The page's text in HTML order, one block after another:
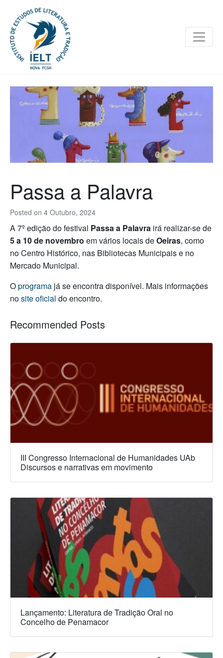
Posted on 4 Outubro, 2024
Passa a Palavra
A 7º edição do festival Passa a Palavra irá realizar-se de
5 a 10 de novembro em vários locais deOeiras, como
no Centro Histórico, nas Bibliotecas Municipais e no
Mercado Municipal.
Oprograma já se encontra disponível. Mais informações
nosite oficial do encontro.
Recommended Posts
III Congresso Internacional de Humanidades UAb
Discursos e narrativas em movimento
Lançamento: Literatura de Tradição Oral no
Concelho de Penamacor